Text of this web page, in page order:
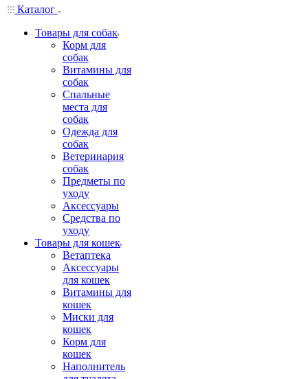
Каталог
Товары для собак
Корм для
собак
Витамины для
собак
Спальные
места для
собак
Одежда для
собак
Ветеринария
собак
Предметы по
уходу
Аксессуары
Средства по
уходу
Товары для кошек
Ветаптека
Аксессуары
для кошек
Витамины для
кошек
Миски для
кошек
Корм для
кошек
Наполнитель